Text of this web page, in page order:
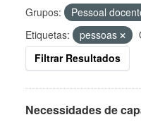
Grupos:
Pessoal
Etiquetas:
pessoas
Filtrar Resultados
Necessidades de